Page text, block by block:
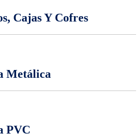
Cajas Y Cofres
Metálica
PVC